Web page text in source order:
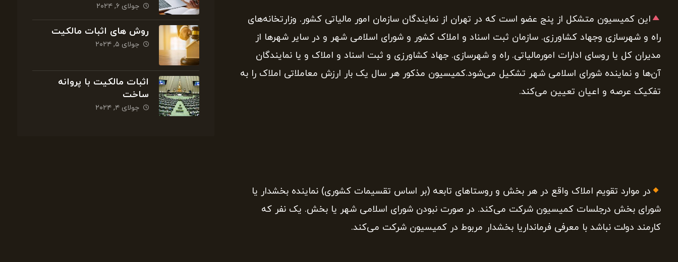
این کمیسیون متشکل از پنج عضو است که در تهران از نمایندگان سازمان امور مالیاتی کشور. وزارتخانه‌های
راه و شهرسازی وجهاد کشاورزی. سازمان ثبت اسناد و املاک کشور و شورای اسلامی شهر و در سایر شهرها از
مدیران کل یا روسای ادارات امورمالیاتی. راه و شهرسازی. جهاد کشاورزی و ثبت اسناد و املاک و یا نمایندگان
آن‌ها و نماینده شورای اسلامی شهر تشکیل می‌شود.کمیسیون مذکور هر سال یک بار ارزش معاملاتی املاک را به
تفکیک عرصه و اعیان تعیین می‌کند.
در موارد تقویم املاک واقع در هر بخش و روستاهای تابعه (بر اساس تقسیمات کشوری) نماینده بخشدار یا
شورای بخش درجلسات کمیسیون شرکت می‌کند. در صورت نبودن شورای اسلامی شهر یا بخش. یک نفر که
کارمند دولت نباشد با معرفی فرمانداریا بخشدار مربوط در کمیسیون شرکت می‌کند.
جولای ۶, ۲۰۲۴
روش های اثبات مالکیت
جولای ۵, ۲۰۲۴
اثبات مالکیت با پروانه
ساخت
جولای ۴, ۲۰۲۴